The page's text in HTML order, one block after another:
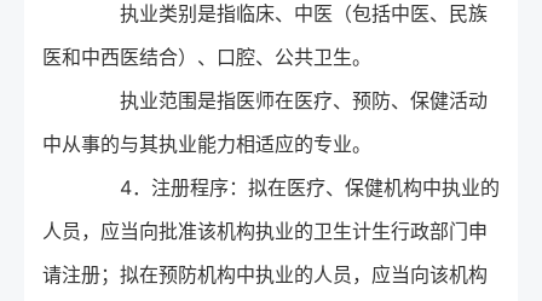
执业类别是指临床、中医（包括中医、民族
医和中西医结合）、口腔、公共卫生。
执业范围是指医师在医疗、预防、保健活动
中从事的与其执业能力相适应的专业。
4．注册程序：拟在医疗、保健机构中执业的
人员，应当向批准该机构执业的卫生计生行政部门申
请注册；拟在预防机构中执业的人员，应当向该机构